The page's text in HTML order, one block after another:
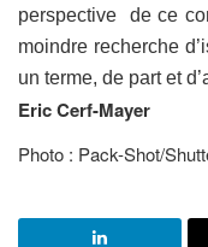
perspective de ce
moindre recherche
un terme, de part et
Eric Cerf-Mayer
Photo : Pack-Shot/